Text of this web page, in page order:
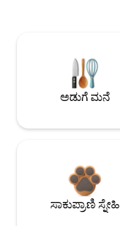
ಅಡುಗೆ ಮನೆ
ಸಾಕುಪ್ರಾಣಿ ಸ್ನೇಹಿ